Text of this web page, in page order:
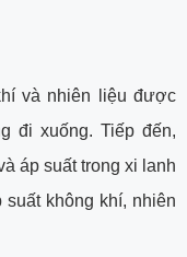
và nhiên liệu được
đi xuống. Tiếp đến,
áp suất trong xi lanh
không khí, nhiên